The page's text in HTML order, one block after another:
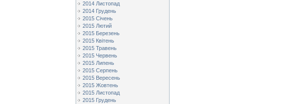
2014 Листопад
2014 Грудень
2015 Січень
2015 Лютий
2015 Березень
2015 Квітень
2015 Травень
2015 Червень
2015 Липень
2015 Серпень
2015 Вересень
2015 Жовтень
2015 Листопад
2015 Грудень